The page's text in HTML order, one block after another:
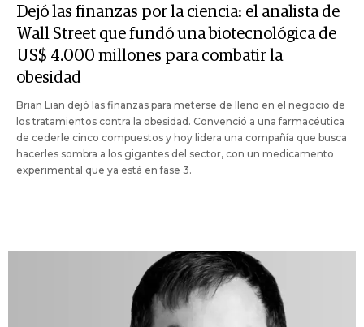
Dejó las finanzas por la ciencia: el analista de
Wall Street que fundó una biotecnológica de
US$ 4.000 millones para combatir la
obesidad
Brian Lian dejó las finanzas para meterse de lleno en el negocio de
los tratamientos contra la obesidad. Convenció a una farmacéutica
de cederle cinco compuestos y hoy lidera una compañía que busca
hacerles sombra a los gigantes del sector, con un medicamento
experimental que ya está en fase 3.